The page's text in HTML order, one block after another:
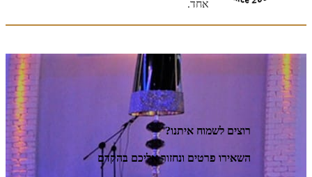
אחד.
רוצים לשמוח איתנו?
השאירו פרטים ונחזור אליכם בהקדם